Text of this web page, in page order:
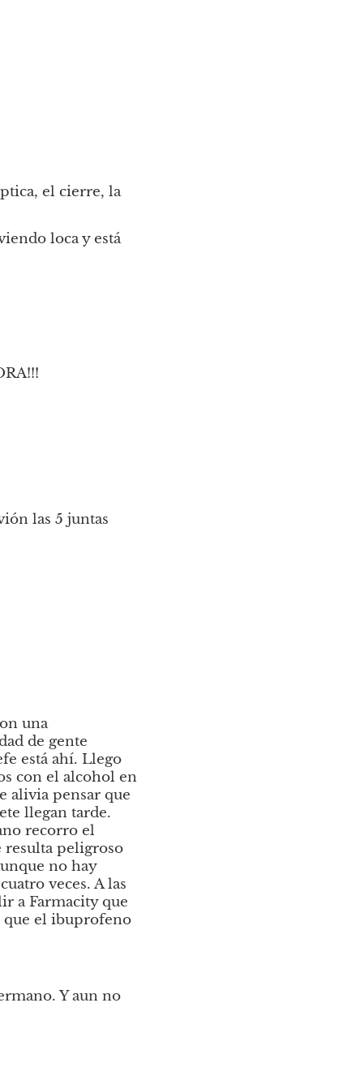
el cierre, la
loca y está
las 5 juntas
una
de gente
está ahí. Llego
con el alcohol en
alivia pensar que
llegan tarde.
recorro el
resulta peligroso
no hay
veces. A las
a Farmacity que
que el ibuprofeno
Y aun no